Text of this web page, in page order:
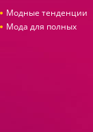
Модные тенденции
Мода для полных